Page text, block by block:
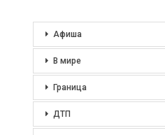
Афиша
В мире
Граница
ДТП